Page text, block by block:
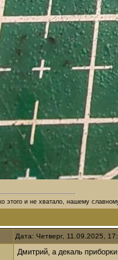
этого и не хватало, нашему
Дата: Четверг, 11.09.2025,
Дмитрий, а декаль